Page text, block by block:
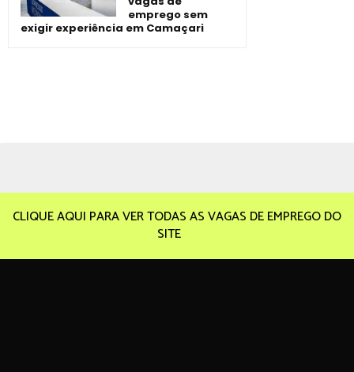
emprego sem
exigir experiência em Camaçari
CLIQUE AQUI PARA VER TODAS AS VAGAS DE EMPREGO DO
SITE